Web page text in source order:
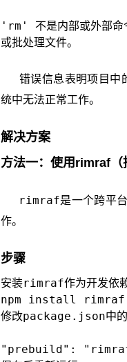
'rm' 不是内部或外部命
错误信息表明项目中
统中无法正常工作。
解决方案
方法一：使用rimraf（
rimraf是一个跨平
作。
步骤
安装rimraf作为开发依
修改package.json中